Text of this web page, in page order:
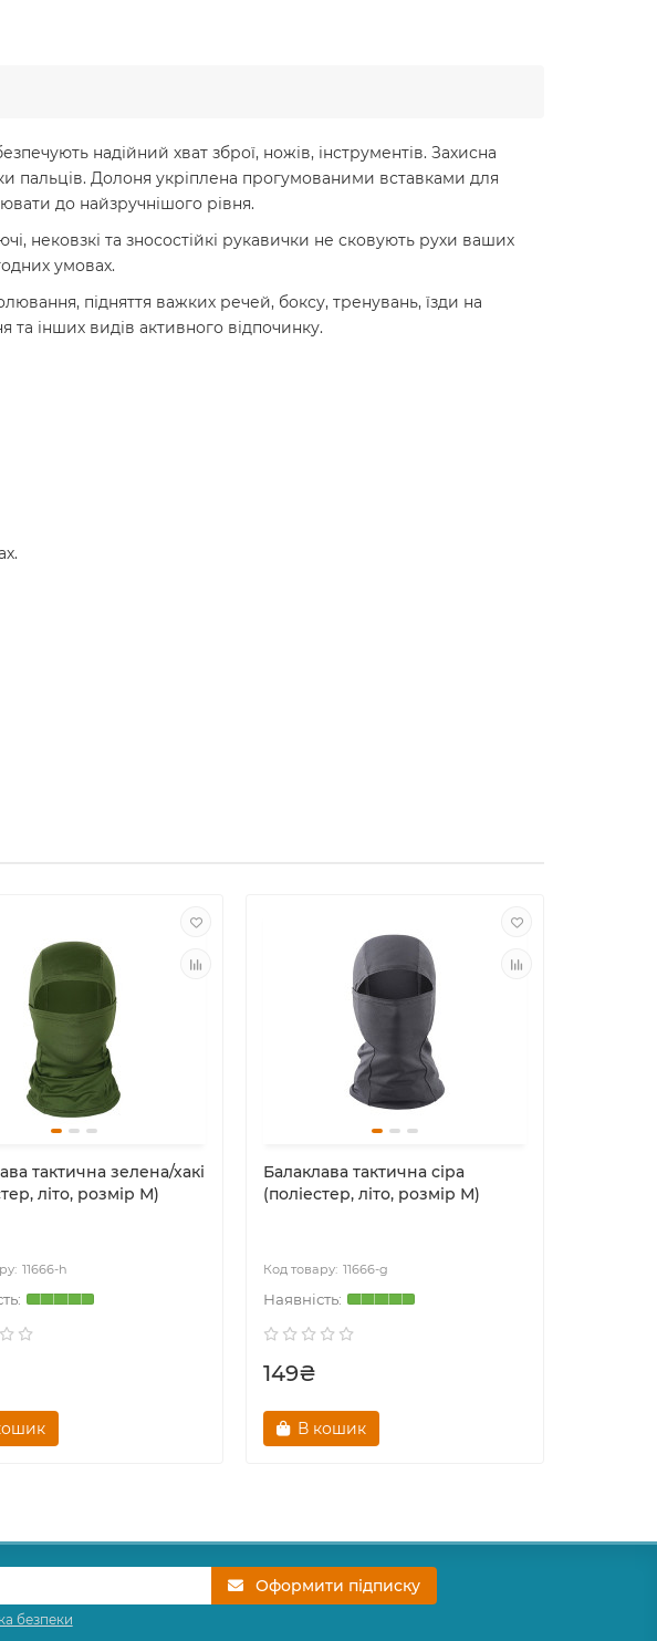
надійний хват зброї, ножів, інструментів. Захисна
пальців. Долоня укріплена прогумованими вставками для
до найзручнішого рівня.
нековзкі та зносостійкі рукавички не сковують рухи ваших
умовах.
підняття важких речей, боксу, тренувань, їзди на
та інших видів активного відпочинку.
тактична зелена/хакі
літо, розмір М)
11666-h
Балаклава тактична сіра
(поліестер, літо, розмір М)
11666-g
149₴
В кошик
Оформити підписку
безпеки